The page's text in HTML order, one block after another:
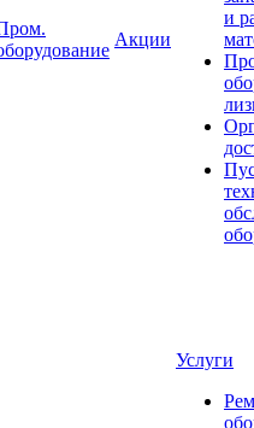
Акции
и
Услуги